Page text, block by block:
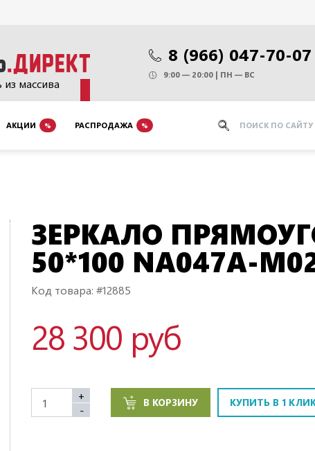
массива
8 (966) 047-70-07
9:00 — 20:00 | ПН — ВС
АКЦИИ % РАСПРОДАЖА %
ЗЕРКАЛО
50*100 NA047A-
Код товара: #12885
28 300 руб
+
-
В КОРЗИНУ КУПИТЬ В 1